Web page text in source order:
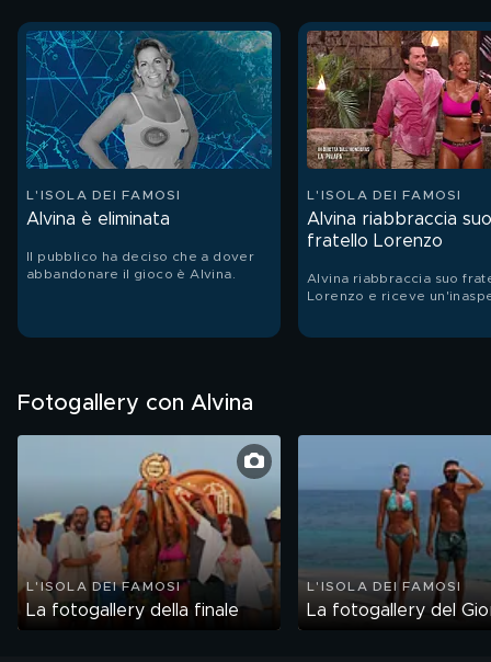
L'ISOLA DEI FAMOSI
Alvina è eliminata
Il pubblico ha deciso che a dover
abbandonare il gioco è Alvina.
L'ISOLA DEI FAMOSI
Alvina riabbraccia suo
fratello Lorenzo
Alvina riabbraccia suo
Lorenzo e riceve
Fotogallery con Alvina
L'ISOLA DEI FAMOSI
La fotogallery della finale
L'ISOLA DEI FAMOSI
La fotogallery del